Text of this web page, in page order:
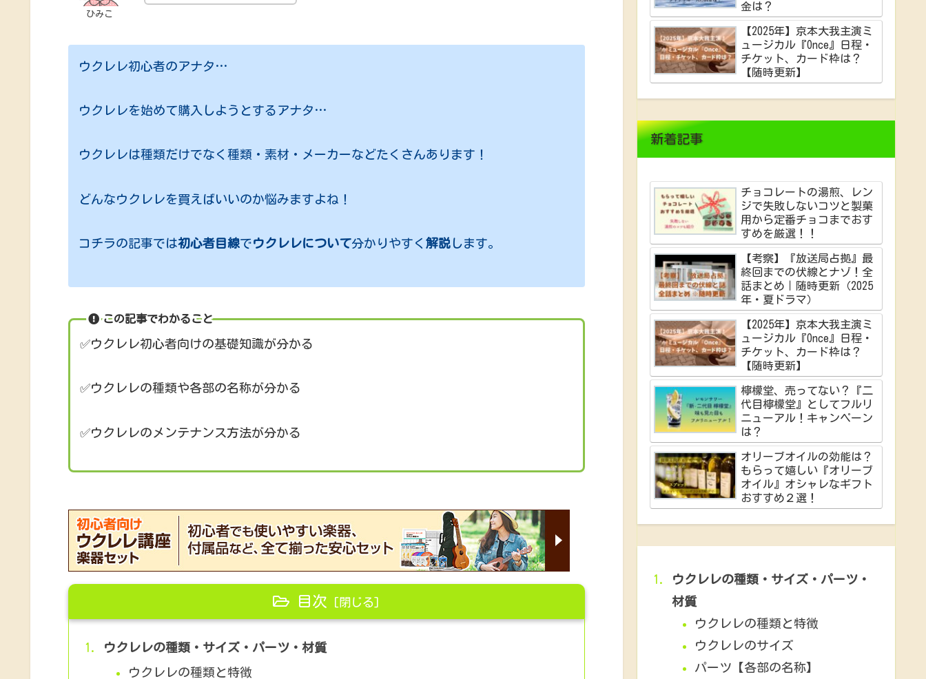
ひみこ
ウクレレ初心者のアナタ…
ウクレレを始めて購入しようとするアナタ…
ウクレレは種類だけでなく種類・素材・メーカーなどたくさんあります！
どんなウクレレを買えばいいのか悩みますよね！
コチラの記事では初心者目線でウクレレについて分かりやすく 解説 します。
この記事でわかること
✅ウクレレ初心者向けの基礎知識が分かる
✅ウクレレの種類や各部の名称が分かる
✅ウクレレのメンテナンス方法が分かる
目次
ウクレレの種類・サイズ・パーツ・材質
ウクレレの種類と特徴
金は？
【2025年】京本大我主演ミ
ュージカル『Once』日程・
チケット、カード枠は？
【随時更新】
新着記事
チョコレートの湯煎、レン
ジで失敗しないコツと製菓
用から定番チョコまでおす
すめを厳選！！
【考察】『放送局占拠』最
終回までの伏線とナゾ！全
話まとめ｜随時更新（2025
年・夏ドラマ）
【2025年】京本大我主演ミ
ュージカル『Once』日程・
チケット、カード枠は？
【随時更新】
檸檬堂、売ってない？『二
代目檸檬堂』としてフルリ
ニューアル！キャンペーン
は？
オリーブオイルの効能は？
もらって嬉しい『オリーブ
オイル』オシャレなギフト
おすすめ２選！
ウクレレの種類・サイズ・パーツ・
材質
ウクレレの種類と特徴
ウクレレのサイズ
パーツ【各部の名称】